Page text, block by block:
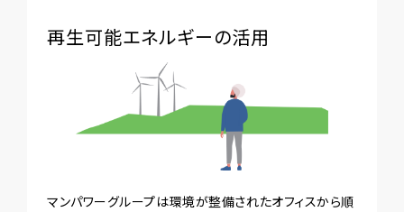
お問い合わせ
再生可能エネルギーの活用
マンパワーグループは環境が整備されたオフィスから順